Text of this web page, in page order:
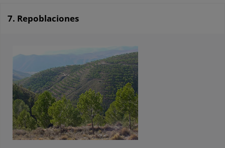
7. Repoblaciones